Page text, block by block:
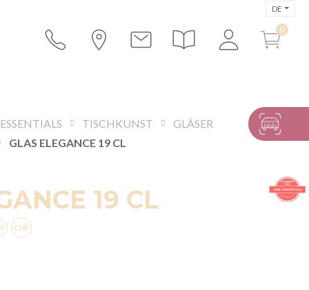
DE
TISCHKUNST
GLÄSER
GLAS ELEGANCE 19 CL
19 CL